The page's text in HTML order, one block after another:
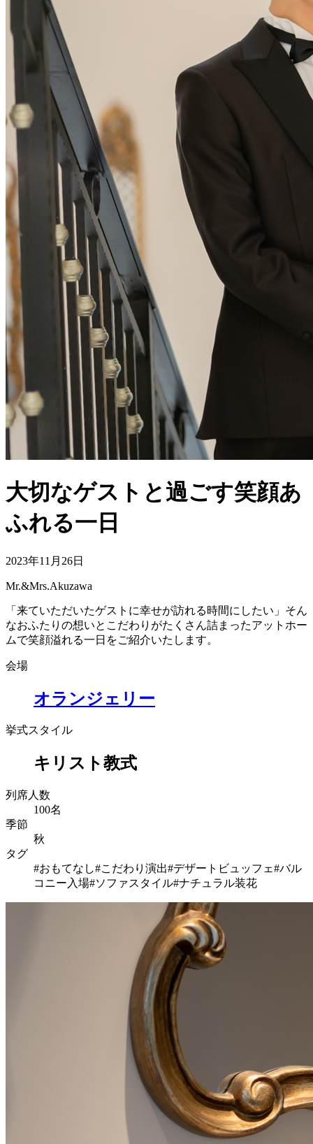
大切なゲストと過ごす笑顔あ
ふれる一日
2023年11月26日
Mr.&Mrs.Akuzawa
「来ていただいたゲストに幸せが訪れる時間にしたい」そん
なおふたりの想いとこだわりがたくさん詰まったアットホー
ムで笑顔溢れる一日をご紹介いたします。
会場
オランジェリー
挙式スタイル
キリスト教式
列席人数
100名
季節
秋
タグ
#おもてなし#こだわり演出#デザートビュッフェ#バル
コニー入場#ソファスタイル#ナチュラル装花